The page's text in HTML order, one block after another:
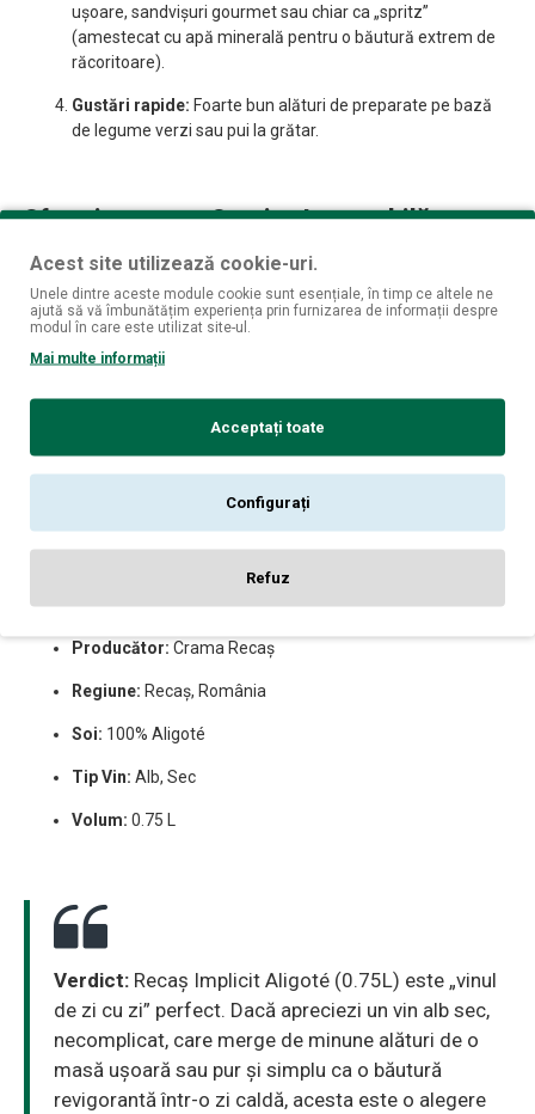
ușoare, sandvișuri gourmet sau chiar ca „spritz”
(amestecat cu apă minerală pentru o băutură extrem de
răcoritoare).
Gustări rapide: Foarte bun alături de preparate pe bază
de legume verzi sau pui la grătar.
Sfaturi pentru o Servire Impecabilă
Temperatura de Servire: 6°C – 8°C. Este esențial să fie
servit bine răcit pentru a-i evidenția caracterul crocant.
pentru a păstra temperatura scăzută și a concentra
notele subtile de fructe verzi.
Aerare:Nu este necesară. Se bea tânăr și proaspăt.
Specificații pe scurt:
Producător: Crama Recaș
Regiune: Recaș, România
Soi: 100% Aligoté
Tip Vin: Alb, Sec
Volum: 0.75 L
Verdict: Recaș Implicit Aligoté (0.75L) este „vinul
de zi cu zi” perfect. Dacă apreciezi un vin alb sec,
necomplicat, care merge de minune alături de o
masă ușoară sau pur și simplu ca o băutură
revigorantă într-o zi caldă, acesta este o alegere
Acest site utilizează cookie-uri.
Unele dintre aceste module cookie sunt esențiale, în timp ce altele ne
ajută să vă îmbunătățim experiența prin furnizarea de informații despre
modul în care este utilizat site-ul.
Mai multe informații
Acceptați toate
Configurați
Refuz